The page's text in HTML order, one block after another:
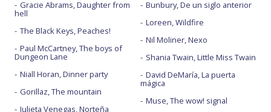
Gracie Abrams, Daughter from
hell
The Black Keys, Peaches!
Paul McCartney, The boys of
Dungeon Lane
Niall Horan, Dinner party
Gorillaz, The mountain
Julieta Venegas, Norteña
Bunbury, De un siglo anterior
Loreen, Wildfire
Nil Moliner, Nexo
Shania Twain, Little Miss Twain
David DeMaría, La puerta
mágica
Muse, The wow! signal